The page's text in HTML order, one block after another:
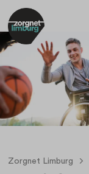
Zorgnet Limburg